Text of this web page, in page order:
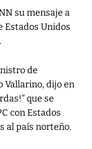
su mensaje a
Estados Unidos
de
Vallarino, dijo en
que se
con Estados
al país norteño.